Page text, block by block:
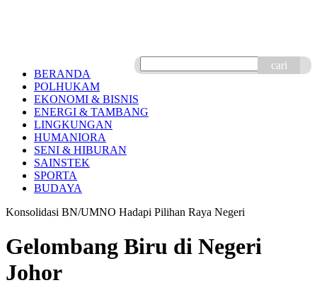
cari
BERANDA
POLHUKAM
EKONOMI & BISNIS
ENERGI & TAMBANG
LINGKUNGAN
HUMANIORA
SENI & HIBURAN
SAINSTEK
SPORTA
BUDAYA
Konsolidasi BN/UMNO Hadapi Pilihan Raya Negeri
Gelombang Biru di Negeri
Johor